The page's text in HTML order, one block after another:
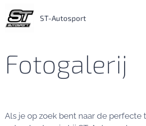
ST-Autosport
Fotogalerij
Als je op zoek bent naar de perfecte